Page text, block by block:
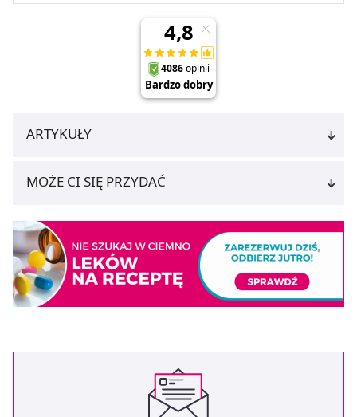
ARTYKUŁY
MOŻE CI SIĘ PRZYDAĆ